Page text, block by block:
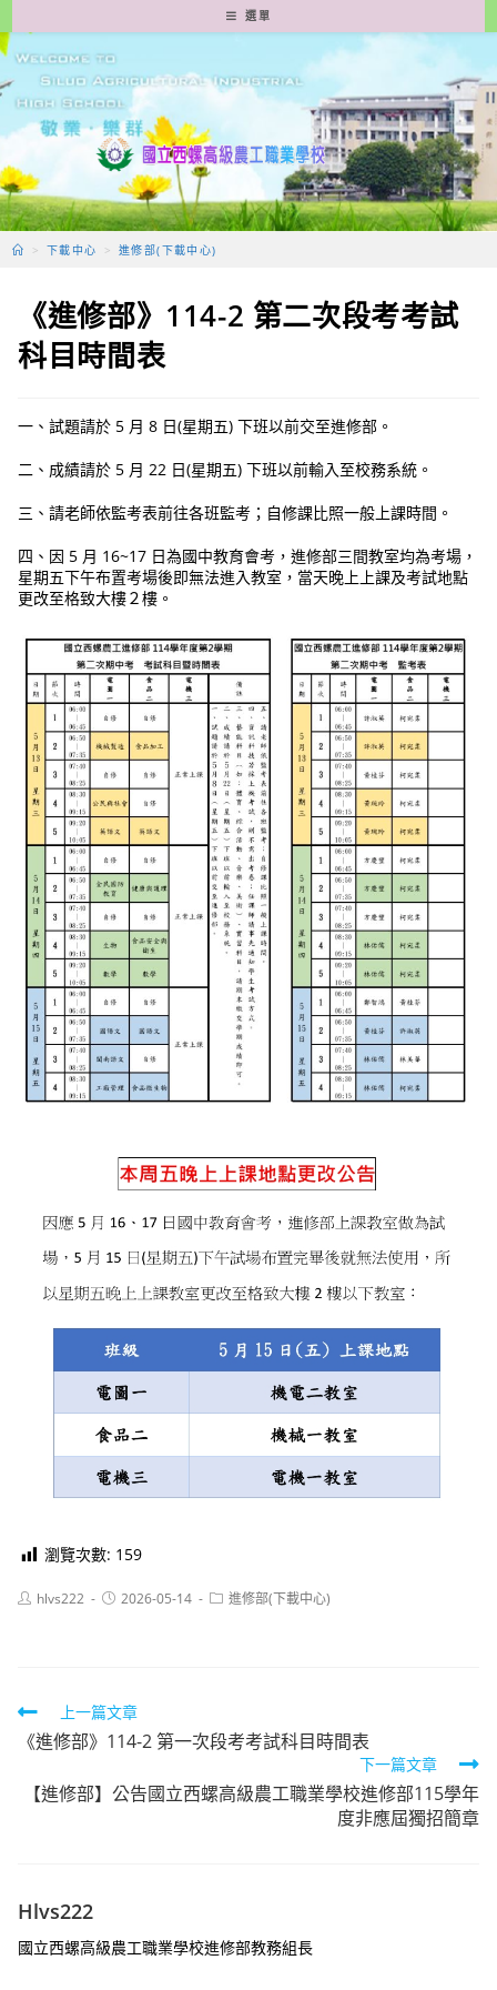
轉
至
要
容
選單
> 下載中心 > 進修部(下載中心)
《進修部》114-2 第二次段考考試
科目時間表
一、試題請於 5 月 8 日(星期五) 下班以前交至進修部。
二、成績請於 5 月 22 日(星期五) 下班以前輸入至校務系統。
三、請老師依監考表前往各班監考；自修課比照一般上課時間。
四、因 5 月 16~17 日為國中教育會考，進修部三間教室均為考場，
星期五下午布置考場後即無法進入教室，當天晚上上課及考試地點
更改至格致大樓２樓。
瀏覽次數: 159
Posthlvs222
Post2026-05-14
Post進修部(下載中心)
Read
more
articles
上一篇文章
《進修部》114-2 第一次段考考試科目時間表
下一篇文章
【進修部】公告國立西螺高級農工職業學校進修部115學年
度非應屆獨招簡章
Hlvs222
國立西螺高級農工職業學校進修部教務組長